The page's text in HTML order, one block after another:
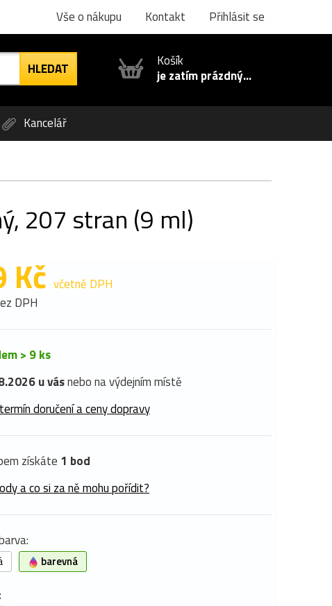
Vše o nákupu Kontakt Přihlásit se
Košík
je zatím prázdný...
Kancelář
207 stran (9 ml)
Kč včetně DPH
DPH
> 9 ks
u vásnebo na výdejním místě
doručení a ceny dopravy
získáte 1 bod
a co si za ně mohu pořídit?
barevná